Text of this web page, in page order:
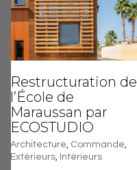
Restructuration de
l’École de
Maraussan par
ECOSTUDIO
Architecture, Commande,
Extérieurs, Intérieurs